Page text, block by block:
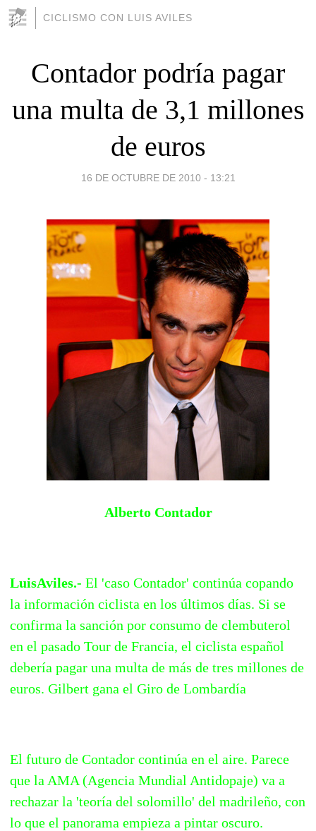
CICLISMO CON LUIS AVILES
Contador podría pagar
una multa de 3,1 millones
de euros
16 DE OCTUBRE DE 2010 - 13:21
Alberto Contador
LuisAviles.- El 'caso Contador' continúa copando
la información ciclista en los últimos días. Si se
confirma la sanción por consumo de clembuterol
en el pasado Tour de Francia, el ciclista español
debería pagar una multa de más de tres millones de
euros. Gilbert gana el Giro de Lombardía
El futuro de Contador continúa en el aire. Parece
que la AMA (Agencia Mundial Antidopaje) va a
rechazar la 'teoría del solomillo' del madrileño, con
lo que el panorama empieza a pintar oscuro.